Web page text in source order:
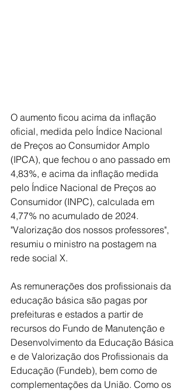
O aumento ficou acima da inflação
oficial, medida pelo Índice Nacional
de Preços ao Consumidor Amplo
(IPCA), que fechou o ano passado em
4,83%, e acima da inflação medida
pelo Índice Nacional de Preços ao
Consumidor (INPC), calculada em
4,77% no acumulado de 2024.
"Valorização dos nossos professores",
resumiu o ministro na postagem na
rede social X.
As remunerações dos profissionais da
educação básica são pagas por
prefeituras e estados a partir de
recursos do Fundo de Manutenção e
Desenvolvimento da Educação Básica
e de Valorização dos Profissionais da
Educação (Fundeb), bem como de
complementações da União. Como os